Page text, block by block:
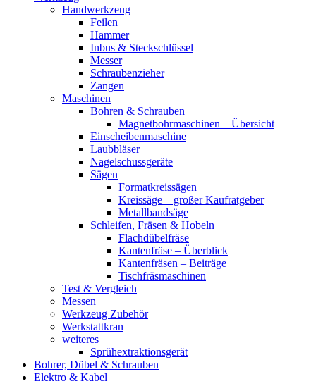
Handwerkzeug
Feilen
Hammer
Inbus & Steckschlüssel
Messer
Schraubenzieher
Zangen
Maschinen
Bohren & Schrauben
Magnetbohrmaschinen – Übersicht
Einscheibenmaschine
Laubbläser
Nagelschussgeräte
Sägen
Formatkreissägen
Kreissäge – großer Kaufratgeber
Metallbandsäge
Schleifen, Fräsen & Hobeln
Flachdübelfräse
Kantenfräse – Überblick
Kantenfräsen – Beiträge
Tischfräsmaschinen
Test & Vergleich
Messen
Werkzeug Zubehör
Werkstattkran
weiteres
Sprühextraktionsgerät
Bohrer, Dübel & Schrauben
Elektro & Kabel